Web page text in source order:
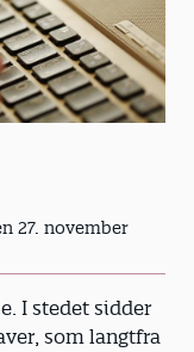
27. november
I stedet sidder
som langtfra